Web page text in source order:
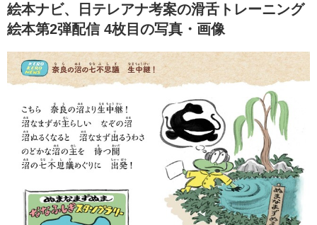
絵本ナビ、日テレアナ考案の滑舌トレーニング
絵本第2弾配信 4枚目の写真・画像